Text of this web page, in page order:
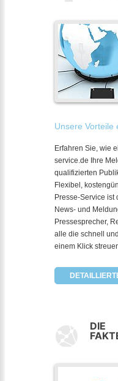
Unsere Vorteile
Erfahren Sie, wie
service.de Ihre
qualifizierten
Flexibel,
Presse-Service ist
News- und
Pressesprecher,
alle die schnell
einem Klick
DIE